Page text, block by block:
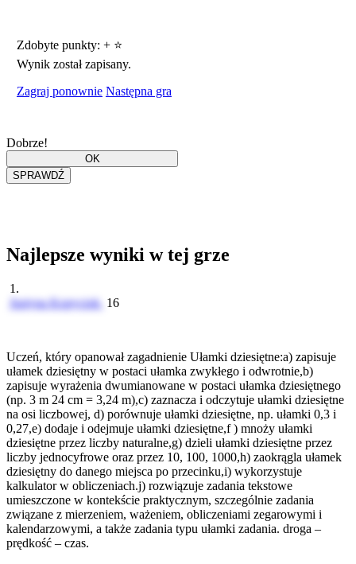
Zdobyte punkty: +⭐
Wynik został zapisany.
Zagraj ponownie Następna gra
Dobrze!
Najlepsze wyniki w tej grze
1.
Justyna Kopyciok 16
Uczeń, który opanował zagadnienie Ułamki dziesiętne:a) zapisuje
ułamek dziesiętny w postaci ułamka zwykłego i odwrotnie,b)
zapisuje wyrażenia dwumianowane w postaci ułamka dziesiętnego
(np. 3 m 24 cm = 3,24 m),c) zaznacza i odczytuje ułamki dziesiętne
na osi liczbowej, d) porównuje ułamki dziesiętne, np. ułamki 0,3 i
0,27,e) dodaje i odejmuje ułamki dziesiętne,f ) mnoży ułamki
dziesiętne przez liczby naturalne,g) dzieli ułamki dziesiętne przez
liczby jednocyfrowe oraz przez 10, 100, 1000,h) zaokrągla ułamek
dziesiętny do danego miejsca po przecinku,i) wykorzystuje
kalkulator w obliczeniach.j) rozwiązuje zadania tekstowe
umieszczone w kontekście praktycznym, szczególnie zadania
związane z mierzeniem, ważeniem, obliczeniami zegarowymi i
kalendarzowymi, a także zadania typu ułamki zadania. droga –
prędkość – czas.